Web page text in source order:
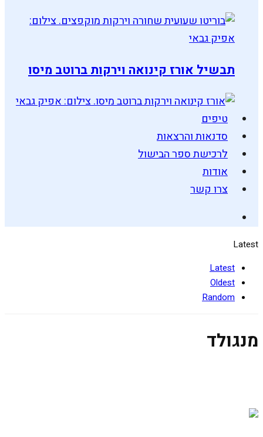
תבשיל אורז קינואה וירקות ברוטב מיסו
טיפים
סדנאות והרצאות
לרכישת ספר הבישול
אודות
צרו קשר
Latest
Latest
Oldest
Random
מנגולד